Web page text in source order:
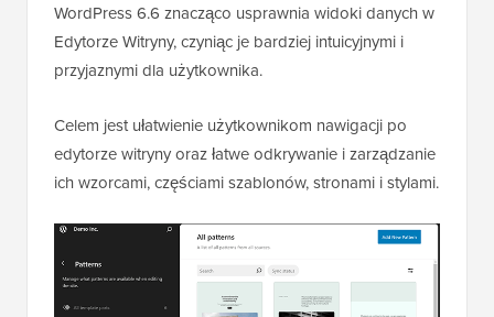
WordPress 6.6 znacząco usprawnia widoki danych w
Edytorze Witryny, czyniąc je bardziej intuicyjnymi i
przyjaznymi dla użytkownika.
Celem jest ułatwienie użytkownikom nawigacji po
edytorze witryny oraz łatwe odkrywanie i zarządzanie
ich wzorcami, częściami szablonów, stronami i stylami.